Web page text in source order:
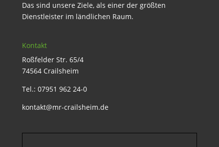
Das sind unsere Ziele, als einer der größten
Dienstleister im ländlichen Raum.
Kontakt
Roßfelder Str. 65/4
74564 Crailsheim
Tel.: 07951 962 24-0
kontakt@mr-crailsheim.de